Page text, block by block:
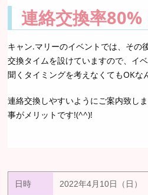
連絡交換率80%
キャン.マリーのイベントでは、その
交換タイムを設けていますので、イ
聞くタイミングを考えなくてもOKな
連絡交換しやすいようにご案内致し
事がメリットです!(^^)!
日時 2022年4月10日（日）